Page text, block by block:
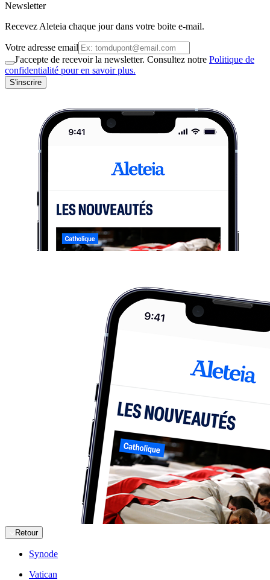
Newsletter
Recevez Aleteia chaque jour dans votre boite e-mail.
Votre adresse email
J'accepte de recevoir la newsletter. Consultez notre Politique de
confidentialité pour en savoir plus.
S'inscrire
Retour
Synode
Vatican